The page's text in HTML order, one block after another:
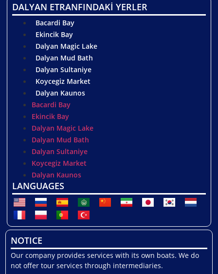
DALYAN ETRANFINDAKİ YERLER
Bacardi Bay
Ekincik Bay
Dalyan Magic Lake
Dalyan Mud Bath
Dalyan Sultaniye
Koycegiz Market
Dalyan Kaunos
Bacardi Bay
Ekincik Bay
Dalyan Magic Lake
Dalyan Mud Bath
Dalyan Sultaniye
Koycegiz Market
Dalyan Kaunos
LANGUAGES
NOTICE
Our company provides services with its own boats. We do
not offer tour services through intermediaries.